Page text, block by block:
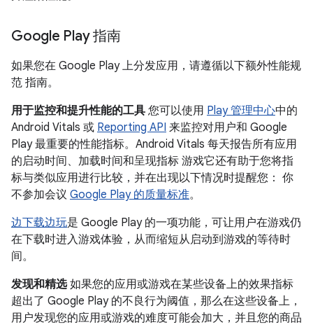
Google Play 指南
如果您在 Google Play 上分发应用，请遵循以下额外性能规
范 指南。
用于监控和提升性能的工具 您可以使用 Play 管理中心中的
Android Vitals 或 Reporting API 来监控对用户和 Google
Play 最重要的性能指标。Android Vitals 每天报告所有应用
的启动时间、加载时间和呈现指标 游戏它还有助于您将指
标与类似应用进行比较，并在出现以下情况时提醒您： 你
不参加会议 Google Play 的质量标准。
边下载边玩是 Google Play 的一项功能，可让用户在游戏仍
在下载时进入游戏体验，从而缩短从启动到游戏的等待时
间。
发现和精选如果您的应用或游戏在某些设备上的效果指标
超出了 Google Play 的不良行为阈值，那么在这些设备上，
用户发现您的应用或游戏的难度可能会加大，并且您的商品